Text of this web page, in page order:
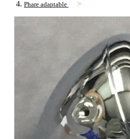
Phare adaptable